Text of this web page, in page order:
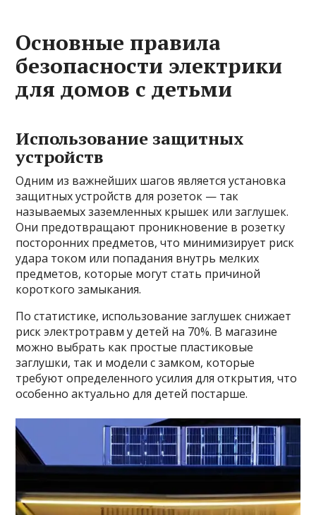
Основные правила
безопасности электрики
для домов с детьми
Использование защитных
устройств
Одним из важнейших шагов является установка
защитных устройств для розеток — так
называемых заземленных крышек или заглушек.
Они предотвращают проникновение в розетку
посторонних предметов, что минимизирует риск
удара током или попадания внутрь мелких
предметов, которые могут стать причиной
короткого замыкания.
По статистике, использование заглушек снижает
риск электротравм у детей на 70%. В магазине
можно выбрать как простые пластиковые
заглушки, так и модели с замком, которые
требуют определенного усилия для открытия, что
особенно актуально для детей постарше.